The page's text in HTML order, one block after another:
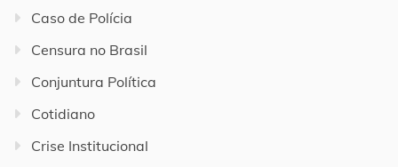
Caso de Polícia
Censura no Brasil
Conjuntura Política
Cotidiano
Crise Institucional